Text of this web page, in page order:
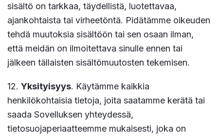
sisältö on tarkkaa, täydellistä, luotettavaa,
ajankohtaista tai virheetöntä. Pidätämme oikeuden
tehdä muutoksia sisältöön tai sen osaan ilman,
että meidän on ilmoitettava sinulle ennen tai
jälkeen tällaisten sisältömuutosten tekemisen.
12. Yksityisyys. Käytämme kaikkia
henkilökohtaisia tietoja, joita saatamme kerätä tai
saada Sovelluksen yhteydessä,
tietosuojaperiaatteemme mukaisesti, joka on